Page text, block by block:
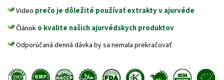
Video prečo je dôležité používať extrakty v ajurvéde
Článoko kvalite našich ajurvédskych produktov
Odporúčaná denná dávka by sa nemala prekračovať